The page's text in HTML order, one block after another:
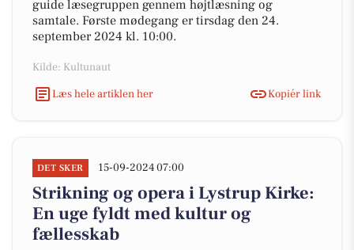
guide læsegruppen gennem højtlæsning og
samtale. Første mødegang er tirsdag den 24.
september 2024 kl. 10:00.
Kilde: Kultunaut
Læs hele artiklen her
Kopiér link
DET SKER 15-09-2024 07:00
Strikning og opera i Lystrup Kirke:
En uge fyldt med kultur og
fællesskab